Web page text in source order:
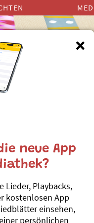
Linard Bardill
Luege, was de
#Nacht
neue App
Lieder, Playbacks,
kostenlosen App
einsehen,
persönlichen